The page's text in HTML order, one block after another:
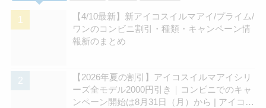
【4/10最新】新アイコスイルマアイ/プライム/
ワンのコンビニ割引・種類・キャンペーン情
報新のまとめ
【2026年夏の割引】アイコスイルマアイシリ
ーズ全モデル2000円引き｜コンビニでのキャ
ンペーン開始は8月31日（月）から | アイコス